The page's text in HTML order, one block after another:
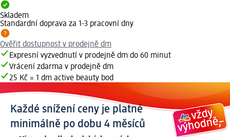
Skladem
Standardní doprava za 1-3 pracovní dny
Ověřit dostupnost v prodejně dm
Expresní vyzvednutí v prodejně dm do 60 minut
Vrácení zdarma v prodejně dm
25 Kč = 1 dm active beauty bod
Každé snížení ceny je platné
minimálně po dobu 4 měsíců